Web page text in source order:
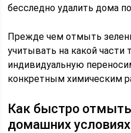
бесследно удалить дома
Прежде чем отмыть
учитывать на какой
индивидуальную
конкретным химическим
Как быстро отмыть
домашних условиях